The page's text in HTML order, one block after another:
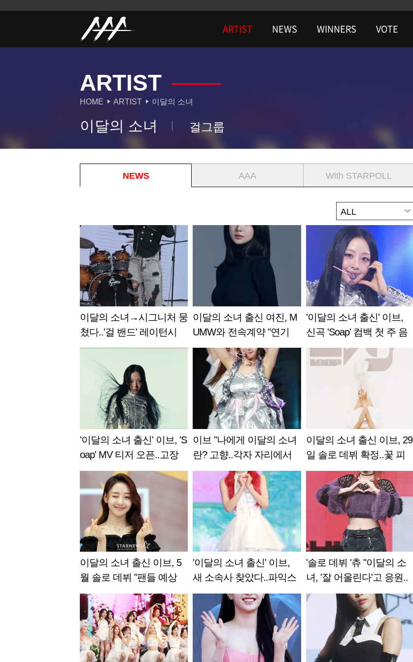
ARTIST NEWS WINNERS VOTE
ARTIST
HOME ARTIST 이달의 소녀
이달의 소녀 걸그룹
NEWS AAA With STARPOLL
ALL
이달의 소녀→시그니처 뭉
쳤다..'걸 밴드' 레이턴시
결성 비화 [스타현장]
이달의 소녀 출신 여진, M
UMW와 전속계약 "연기
활동 병행"[공식]
'이달의 소녀 출신' 이브,
신곡 'Soap' 컴백 첫 주 음
악방송 성료..'팝스타 성장'
'이달의 소녀 출신' 이브, 'S
oap' MV 티저 오픈..고장
난 감정의 잔상
이브 "나에게 이달의 소녀
란? 고향..각자 자리에서
팀 빛내" [스타현장]
이달의 소녀 출신 이브, 29
일 솔로 데뷔 확정..꽃 피
울 음악 열정
이달의 소녀 출신 이브, 5
월 솔로 데뷔 "팬들 예상
뛰어넘을 것" [공식]
'이달의 소녀 출신' 이브,
새 소속사 찾았다..파익스
퍼밀과 전속계약
'솔로 데뷔 '츄 "이달의 소
녀, '잘 어울린다'고 응원..
자신감 얻어"